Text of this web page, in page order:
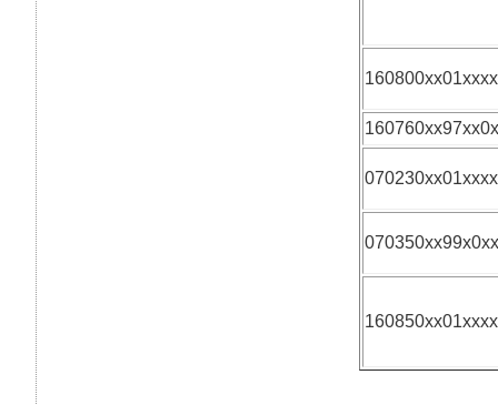
160800xx01xxxx
160760xx97xx0x
070230xx01xxxx
070350xx99x0xx
160850xx01xxxx